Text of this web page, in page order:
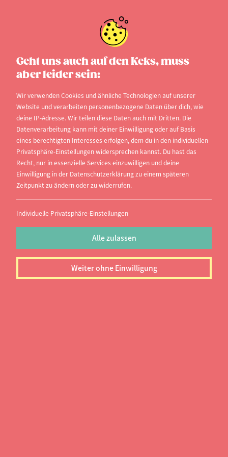
Geht uns auch auf den Keks, muss
aber leider sein:
Wir verwenden Cookies und ähnliche Technologien auf unserer
Website und verarbeiten personenbezogene Daten über dich, wie
deine IP-Adresse. Wir teilen diese Daten auch mit Dritten. Die
Datenverarbeitung kann mit deiner Einwilligung oder auf Basis
eines berechtigten Interesses erfolgen, dem du in den individuellen
Privatsphäre-Einstellungen widersprechen kannst. Du hast das
Recht, nur in essenzielle Services einzuwilligen und deine
Einwilligung in der Datenschutzerklärung zu einem späteren
Zeitpunkt zu ändern oder zu widerrufen.
Individuelle Privatsphäre-Einstellungen
Alle zulassen
Weiter ohne Einwilligung
Studiengangsuche
Die studi.info Studiengangsdatenbank hilft dir
deine perfekte Hochschule zu finden. Finde jetzt
heraus an welchen Hochschulen du dein
Wunschfach studieren kannst und informiere dich
über Zulassungsvoraussetzungen und vieles mehr.
Du weißt schon, wo du studieren willst, bist dir bei
der Wahl des Studiengangs aber noch unsicher?
Entdecke mit Hilfe unsererHochschuldatenbank,
welche Fächer an deinem Wunschstudienort
angeboten werden und lass dich inspirieren.